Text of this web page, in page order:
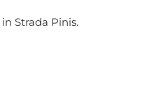
in Strada Pinis.